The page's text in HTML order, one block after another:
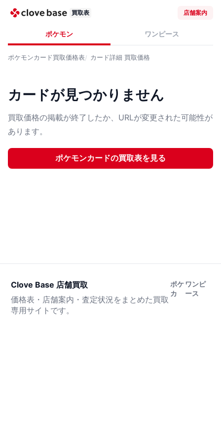
買取表 店舗案内
ポケモン ワンピース
ポケモンカード買取価格表 カード詳細 買取価格
カードが見つかりません
買取価格の掲載が終了したか、URLが変更された可能性が
あります。
ポケモンカードの買取表を見る
Clove Base 店舗買取
価格表・店舗案内・査定状況をまとめた買取
専用サイトです。
ポケ
カ
ワンピ
ース